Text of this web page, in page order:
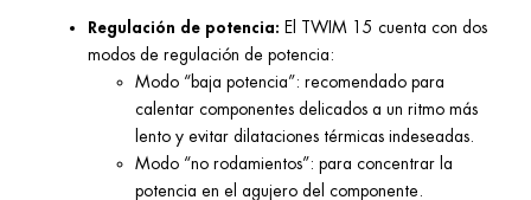
Regulación de potencia: El TWIM 15 cuenta con dos
modos de regulación de potencia:
Modo “baja potencia”: recomendado para
calentar componentes delicados a un ritmo más
lento y evitar dilataciones térmicas indeseadas.
Modo “no rodamientos”: para concentrar la
potencia en el agujero del componente.